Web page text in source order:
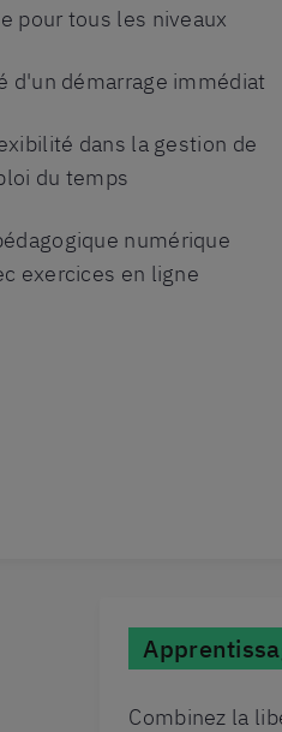
pour tous les niveaux
d'un démarrage immédiat
dans la gestion de
du temps
numérique
exercices en ligne
Combinez la